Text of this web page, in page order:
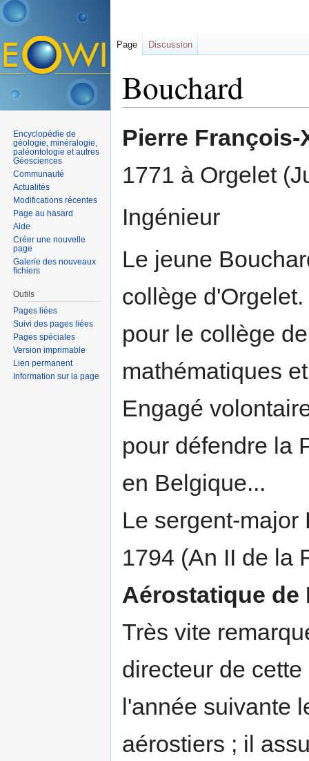
Bouchard
Pierre
1771 à Orgelet
Ingénieur
Le jeune
collège
pour le collège
mathématiques
Engagé
pour défendre la
en Belgique...
Le sergent-major
1794 (An II de la
Aérostatique de
Très vite
directeur de
l'année suivante
aérostiers ; il
Page Discussion
Encyclopédie de
géologie, minéralogie,
paléontologie et autres
Géosciences
Communauté
Actualités
Modifications récentes
Page au hasard
Aide
Créer une nouvelle
page
Galerie des nouveaux
fichiers
Outils
Pages liées
Suivi des pages liées
Pages spéciales
Version imprimable
Lien permanent
Information sur la page